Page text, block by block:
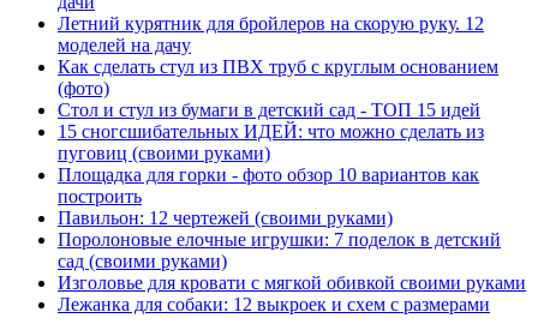
Летний курятник для бройлеров на скорую руку. 12
моделей на дачу
Как сделать стул из ПВХ труб с круглым основанием
(фото)
Стол и стул из бумаги в детский сад - ТОП 15 идей
15 сногсшибательных ИДЕЙ: что можно сделать из
пуговиц (своими руками)
Площадка для горки - фото обзор 10 вариантов как
построить
Павильон: 12 чертежей (своими руками)
Поролоновые елочные игрушки: 7 поделок в детский
сад (своими руками)
Изголовье для кровати с мягкой обивкой своими руками
Лежанка для собаки: 12 выкроек и схем с размерами